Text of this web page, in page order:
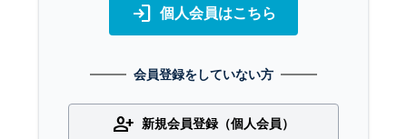
login 個人会員はこちら
会員登録をしていない方
person_add 新規会員登録（個人会員）